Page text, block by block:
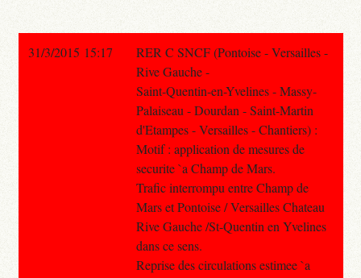
31/3/2015 15:17
RER C SNCF (Pontoise - Versailles -
Rive Gauche -
Saint-Quentin-en-Yvelines - Massy-
Palaiseau - Dourdan - Saint-Martin
d'Etampes - Versailles - Chantiers) :
Motif : application de mesures de
securite `a Champ de Mars.
Trafic interrompu entre Champ de
Mars et Pontoise / Versailles Chateau
Rive Gauche /St-Quentin en Yvelines
dans ce sens.
Reprise des circulations estimee `a